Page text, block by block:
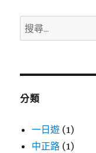
搜
尋
鍵
分類
一日遊 (1)
中正路 (1)